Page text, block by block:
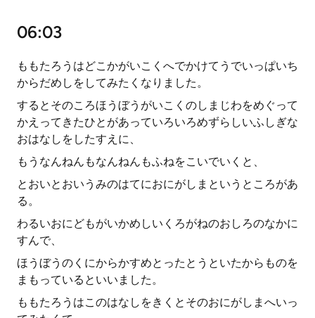
06:03
ももたろうはどこかがいこくへでかけてうでいっぱいち
からだめしをしてみたくなりました。
するとそのころほうぼうがいこくのしまじわをめぐって
かえってきたひとがあっていろいろめずらしいふしぎな
おはなしをしたすえに、
もうなんねんもなんねんもふねをこいでいくと、
とおいとおいうみのはてにおにがしまというところがあ
る。
わるいおにどもがいかめしいくろがねのおしろのなかに
すんで、
ほうぼうのくにからかすめとったとうといたからものを
まもっているといいました。
ももたろうはこのはなしをきくとそのおにがしまへいっ